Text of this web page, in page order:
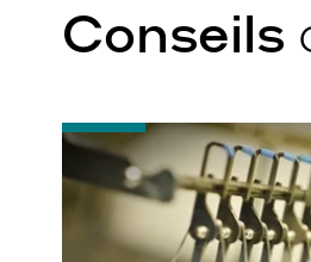
Conseils
-
Quel
indice
d’amincissement